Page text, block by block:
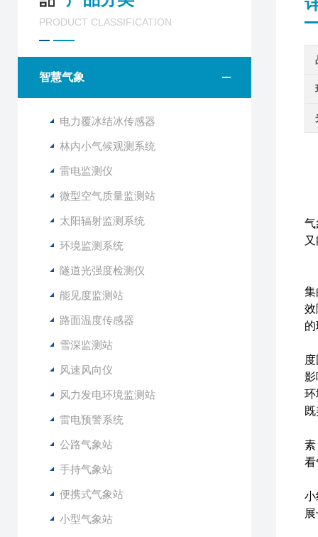
PRODUCT CLASSIFICATION
智慧气象
电力覆冰结冰传感器
林内小气候观测系统
雷电监测仪
微型空气质量监测站
太阳辐射监测系统
环境监测系统
隧道光强度检测仪
能见度监测站
路面温度传感器
雪深监测站
风速风向仪
风力发电环境监测站
雷电预警系统
公路气象站
手持气象站
便携式气象站
小型气象站
气
集
效
影
环
素
看
小